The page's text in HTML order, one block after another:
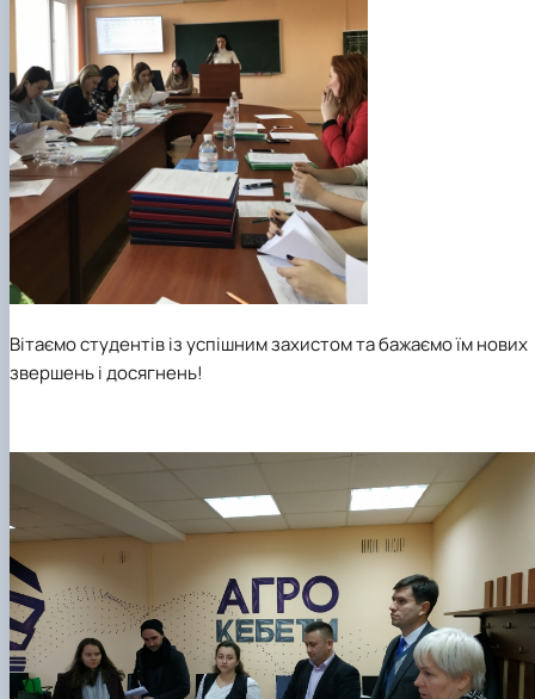
Вітаємо студентів із успішним захистом та бажаємо їм нових
звершень i досягнень!